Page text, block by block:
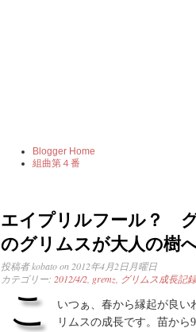
Blogger Home
組曲第４番
エイプリルフール？
のグリムスが大人の樹
投稿者kobatoon 2012年4月2日月曜日
カテゴリー: 2012/4/2 gremz グリムス成長記録
こ
いつぁ、春から縁起が良い
リムスの成長です。苗から